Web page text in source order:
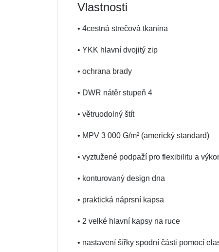
Vlastnosti
• 4cestná strečová tkanina
• YKK hlavní dvojitý zip
• ochrana brady
• DWR nátěr stupeň 4
• větruodolný štít
• MPV 3 000 G/m² (americký standard)
• vyztužené podpaží pro flexibilitu a
• konturovaný design dna
• praktická náprsní kapsa
• 2 velké hlavní kapsy na ruce
• nastavení šířky spodní části pomocí